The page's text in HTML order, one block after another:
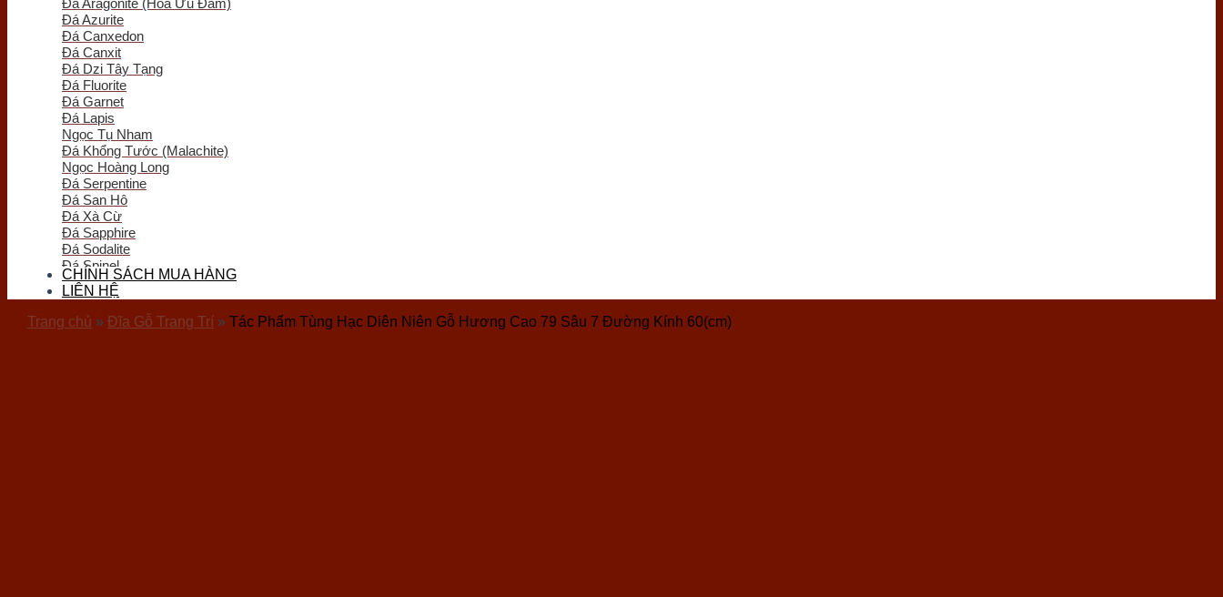
Quà Tặng Trang Trí
Tranh Gỗ
Tiểu Cảnh Gỗ
Bình Hoa Gỗ
Khay Trà Gỗ
Đồng Hồ Gỗ
Đĩa Gỗ Trang Trí
Nội Thất Gỗ
Phôi - Lũa Gỗ
Đồng Phong Thủy
Đá Aragonite (Hoa Ưu Đàm)
Đá Azurite
Đá Canxedon
Đá Canxit
Đá Dzi Tây Tạng
Đá Fluorite
Đá Garnet
Đá Lapis
Ngọc Tụ Nham
Đá Khổng Tước (Malachite)
Ngọc Hoàng Long
Đá Serpentine
Đá San Hô
Đá Xà Cừ
Đá Sapphire
Đá Sodalite
Đá Spinel
Đá Thọ Sơn
Đá Tourmaline
Đá Vàng Găm (Pyrite)
Đá Nham Thạch
CHÍNH SÁCH MUA HÀNG
LIÊN HỆ
Trang chủ » Đĩa Gỗ Trang Trí » Tác Phẩm Tùng Hạc Diên Niên Gỗ Hương Cao 79 Sâu 7 Đường Kính 60(cm)